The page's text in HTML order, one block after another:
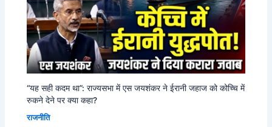
“यह सही कदम था”: राज्यसभा में एस जयशंकर ने ईरानी जहाज को कोच्चि में
रुकने देने पर क्या कहा?
राजनीति